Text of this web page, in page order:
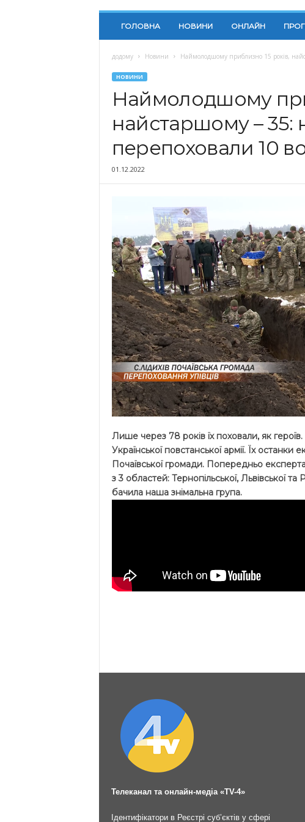
ГОЛОВНА НОВИНИ ОНЛАЙН
додому Новини Наймолодшому приблизно 15 років,
НОВИНИ
Наймолодшому
найстаршому – 35:
перепоховали 10
01.12.2022
Лише через 78 років їх поховали, як
Української повстанської армії. Їх останки
Почаївської громади. Попередньо
з 3 областей: Тернопільської, Львівської
бачила наша знімальна група.
Телеканал та онлайн-медіа «TV-4»
Ідентифікатори в Реєстрі суб’єктів у сфері